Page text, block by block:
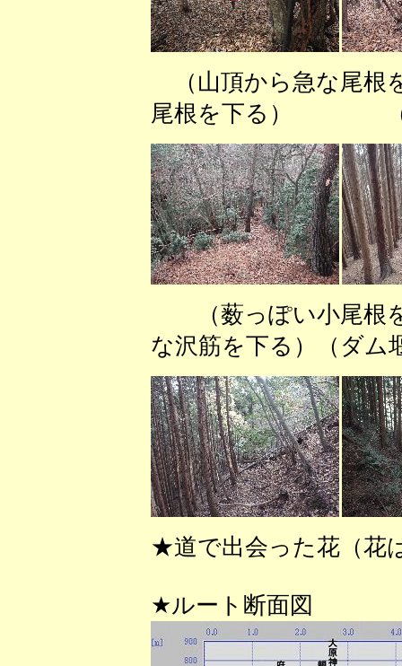
（山頂から急な尾根
尾根を下る） （
（薮っぽい小尾根
な沢筋を下る）（ダム
★道で出会った花（花
★ルート断面図